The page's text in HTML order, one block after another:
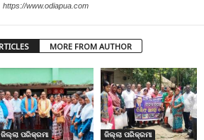
https://www.odiapua.com
MORE FROM AUTHOR
ଜିଲ୍ଲା ପରିକ୍ରମା ଜିଲ୍ଲା ପରିକ୍ରମା